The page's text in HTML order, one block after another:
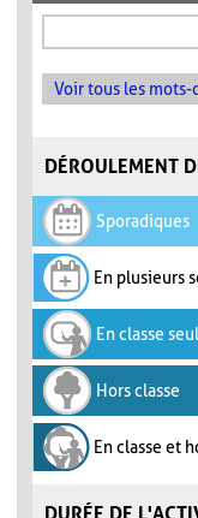
Voir tous les mots-
DÉROULEMENT
Sporadiques
En plusieurs
En classe
Hors classe
En classe et